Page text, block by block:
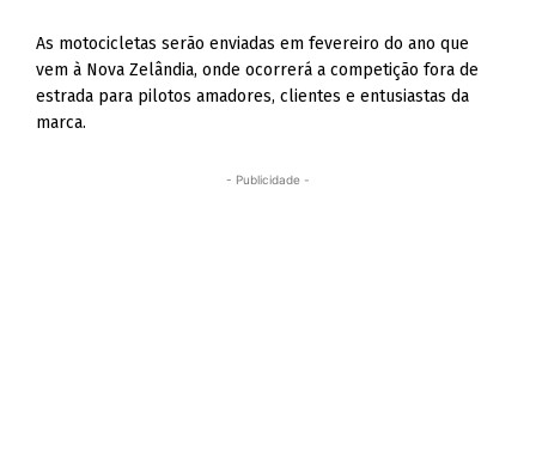
As motocicletas serão enviadas em fevereiro do ano que
vem à Nova Zelândia, onde ocorrerá a competição fora de
estrada para pilotos amadores, clientes e entusiastas da
marca.
- Publicidade -